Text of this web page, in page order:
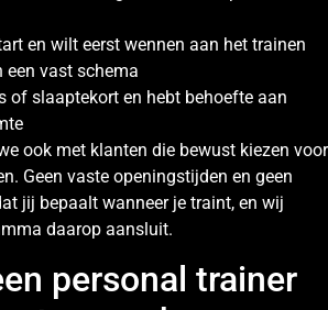
en wilt eerst wennen aan het trainen
een vast schema
of slaaptekort en hebt behoefte aan
ook met klanten die bewust kiezen voor
Geen vaste openingstijden en geen
jij bepaalt wanneer je traint, en wij
daarop aansluit.
personal trainer